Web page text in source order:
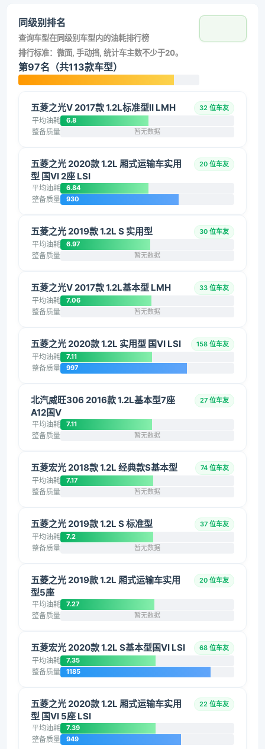
同级别排名
查询车型在同级别车型内的油耗排行榜
排行标准：微面, 手动挡, 统计车主数不少于20。
第97名（共113款车型）
五菱之光V 2017款 1.2L标准型II LMH 32 位车友
平均油耗 6.8
整备质量 暂无数据
五菱之光 2020款 1.2L 厢式运输车实用
型 国VI 2座 LSI
20 位车友
平均油耗 6.84
整备质量 930
五菱之光 2019款 1.2L S 实用型 30 位车友
平均油耗 6.97
整备质量 暂无数据
五菱之光V 2017款 1.2L基本型 LMH 33 位车友
平均油耗 7.06
整备质量 暂无数据
五菱之光 2020款 1.2L 实用型 国VI LSI 158 位车友
平均油耗 7.11
整备质量 997
北汽威旺306 2016款 1.2L基本型7座
A12国V
27 位车友
平均油耗 7.11
整备质量 暂无数据
五菱宏光 2018款 1.2L 经典款S基本型 74 位车友
平均油耗 7.17
整备质量 暂无数据
五菱之光 2019款 1.2L S 标准型 37 位车友
平均油耗 7.2
整备质量 暂无数据
五菱之光 2019款 1.2L 厢式运输车实用
型5座
20 位车友
平均油耗 7.27
整备质量 暂无数据
五菱宏光 2020款 1.2L S基本型国VI LSI 68 位车友
平均油耗 7.35
整备质量 1185
五菱之光 2020款 1.2L 厢式运输车实用
型 国VI 5座 LSI
22 位车友
平均油耗 7.39
整备质量 949